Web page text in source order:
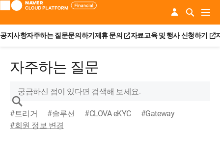
공지사항자주하는 질문문의하기 제휴 문의 자료교육 및 행사 신청하기
자주하는 질문
#트리거 #솔루션 #CLOVA eKYC
#Gateway
#회원 정보 변경